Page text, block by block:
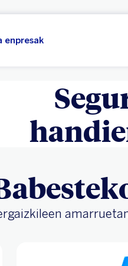
enpresak